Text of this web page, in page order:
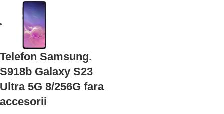
Telefon Samsung.
S918b Galaxy S23
Ultra 5G 8/256G fara
accesorii